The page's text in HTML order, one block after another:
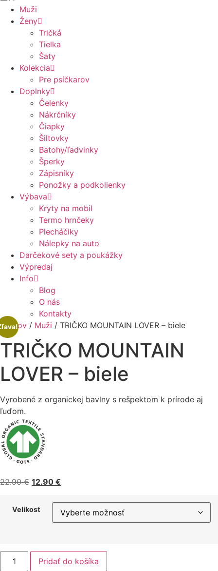
Muži
Ženy
Tričká
Tielka
Šaty
Kolekcia
Pre psíčkarov
Doplnky
Čelenky
Nákrčníky
Čiapky
Šiltovky
Batohy/ľadvinky
Šperky
Zápisníky
Ponožky a podkolienky
Výbava
Kryty na mobil
Termo hrnčeky
Plecháčiky
Nálepky na auto
Darčekové sety a poukážky
Výpredaj
Info
Blog
O nás
Kontakty
Domov / Muži / TRIČKO MOUNTAIN LOVER – biele
TRIČKO MOUNTAIN
LOVER – biele
Vyrobené z organickej bavlny s rešpektom k prírode aj
ľuďom.
22.90€ Pôvodná
bola:
22.90 €.
12.90 €
je:
12.90 €.
Velikost
množstvo
TRIČKO
Pridať do košíka